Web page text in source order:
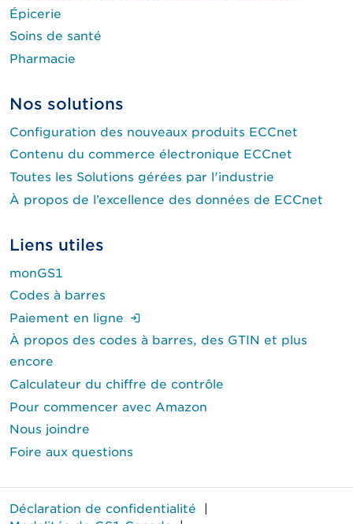
Épicerie
Soins de santé
Pharmacie
Nos solutions
Configuration des nouveaux produits ECCnet
Contenu du commerce électronique ECCnet
Toutes les Solutions gérées par l'industrie
À propos de l’excellence des données de ECCnet
Liens utiles
monGS1
Codes à barres
Paiement en ligne
À propos des codes à barres, des GTIN et plus
encore
Calculateur du chiffre de contrôle
Pour commencer avec Amazon
Nous joindre
Foire aux questions
Déclaration de confidentialité |